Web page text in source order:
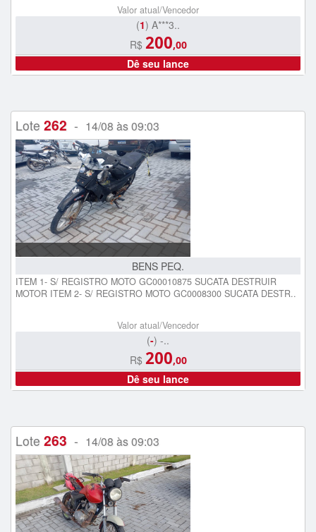
Valor atual/Vencedor
(1) A***3..
R$ 200,00
Dê seu lance
Lote 262 - 14/08 às 09:03
BENS PEQ.
ITEM 1- S/ REGISTRO MOTO GC00010875 SUCATA DESTRUIR
MOTOR ITEM 2- S/ REGISTRO MOTO GC0008300 SUCATA DESTR..
Valor atual/Vencedor
(-) -..
R$ 200,00
Dê seu lance
Lote 263 - 14/08 às 09:03